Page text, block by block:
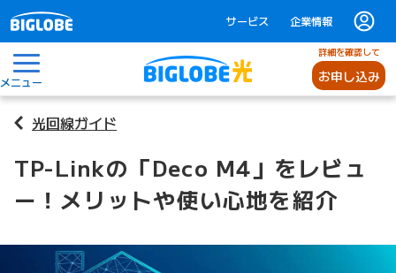
サービス 企業情報
メニュー
詳細を確認して
お申し込み
光回線ガイド
TP-Linkの「Deco M4」をレビュ
ー！メリットや使い心地を紹介